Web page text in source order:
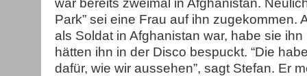
Park” sei eine Frau auf ihn zugekommen.
als Soldat in Afghanistan war, habe sie
hätten ihn in der Disco bespuckt. “Die
dafür, wie wir aussehen”, sagt Stefan. Er